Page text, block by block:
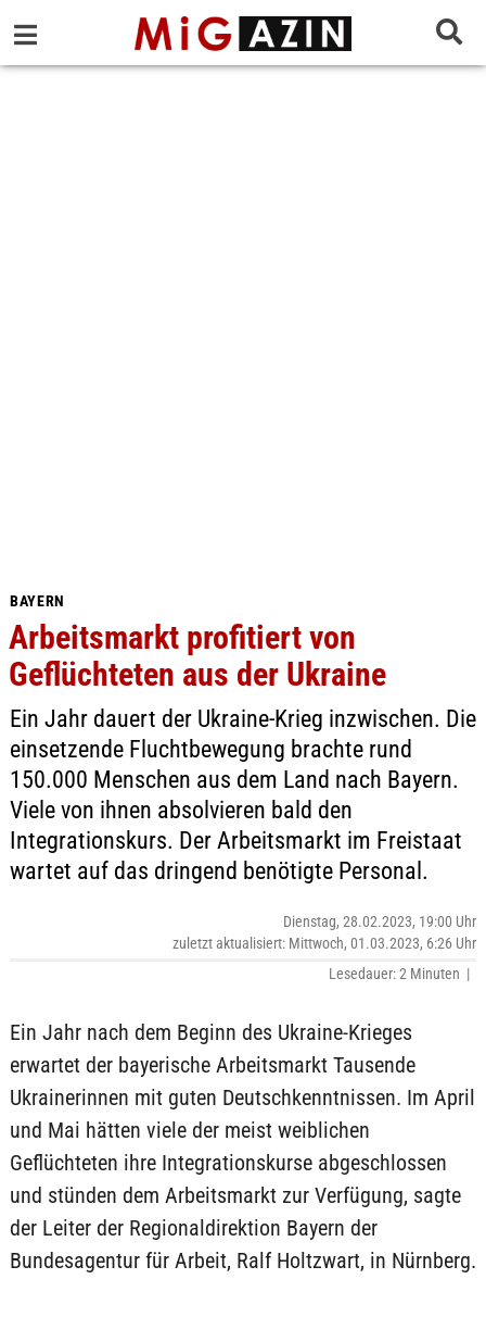
BAYERN
Arbeitsmarkt profitiert von
Geflüchteten aus der Ukraine
Ein Jahr dauert der Ukraine-Krieg inzwischen. Die
einsetzende Fluchtbewegung brachte rund
150.000 Menschen aus dem Land nach Bayern.
Viele von ihnen absolvieren bald den
Integrationskurs. Der Arbeitsmarkt im Freistaat
wartet auf das dringend benötigte Personal.
Dienstag, 28.02.2023, 19:00 Uhr
zuletzt aktualisiert: Mittwoch, 01.03.2023, 6:26 Uhr
Lesedauer: 2 Minuten |
Ein Jahr nach dem Beginn des Ukraine-Krieges
erwartet der bayerische Arbeitsmarkt Tausende
Ukrainerinnen mit guten Deutschkenntnissen. Im April
und Mai hätten viele der meist weiblichen
Geflüchteten ihre Integrationskurse abgeschlossen
und stünden dem Arbeitsmarkt zur Verfügung, sagte
der Leiter der Regionaldirektion Bayern der
Bundesagentur für Arbeit, Ralf Holtzwart, in Nürnberg.